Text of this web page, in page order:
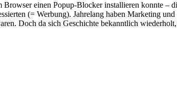
einen Popup-Blocker installieren konnte –
(= Werbung). Jahrelang haben Marketing
Doch da sich Geschichte bekanntlich